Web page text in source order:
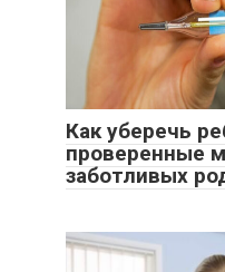
Как уберечь
проверенные
заботливых